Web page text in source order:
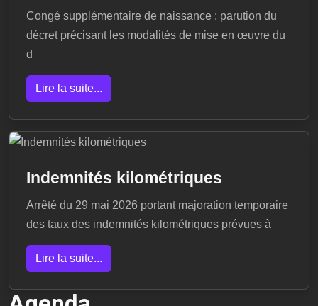
Congé supplémentaire de naissance : parution du
décret précisant les modalités de mise en œuvre du
d
Lire la suite...
Indemnités kilométriques
Arrêté du 29 mai 2026 portant majoration temporaire
des taux des indemnités kilométriques prévues à
Lire la suite...